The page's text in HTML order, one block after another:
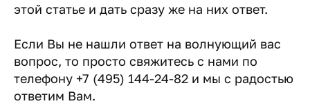
этой статье и дать сразу же на них ответ.
Если Вы не нашли ответ на волнующий вас
вопрос, то просто свяжитесь с нами по
телефону +7 (495) 144-24-82 и мы с радостью
ответим Вам.